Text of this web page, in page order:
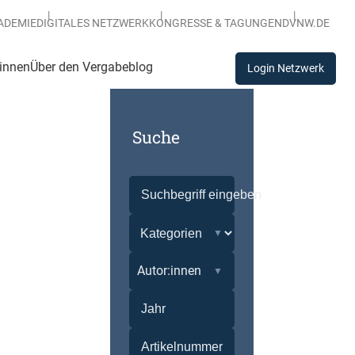
DIGITALES NETZWERKKONGRESSE & TAGUNGENDVNW.DE
Über den Vergabeblog Login Netzwerk
Suche
Autor:innen